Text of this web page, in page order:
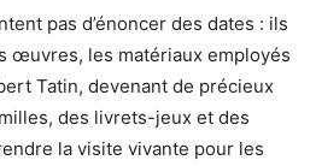
pas d’énoncer des dates : ils
œuvres, les matériaux employés
Tatin, devenant de précieux
des livrets-jeux et des
la visite vivante pour les